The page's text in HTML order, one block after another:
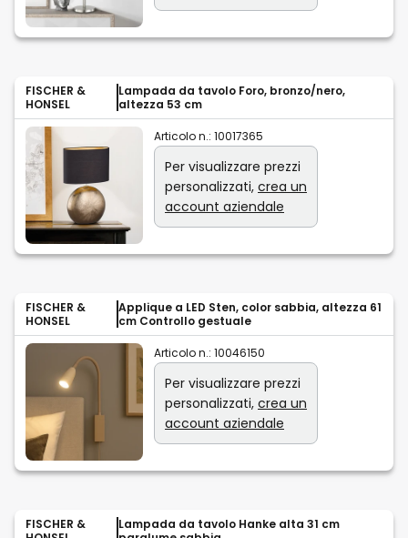
FISCHER &
HONSEL
Lampada da tavolo Foro, bronzo/nero,
altezza 53 cm
Articolo n.: 10017365
Per visualizzare prezzi
personalizzati, crea un
account aziendale
FISCHER &
HONSEL
Applique a LED Sten, color sabbia, altezza 61
cm Controllo gestuale
Articolo n.: 10046150
Per visualizzare prezzi
personalizzati, crea un
account aziendale
FISCHER &
Lampada da tavolo Hanke alta 31 cm